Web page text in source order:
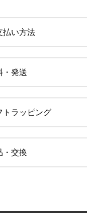
払い方法
・発送
トラッピング
・交換